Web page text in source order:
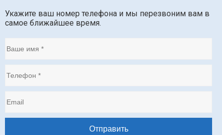
Укажите ваш номер телефона и мы перезвоним вам в
самое ближайшее время.